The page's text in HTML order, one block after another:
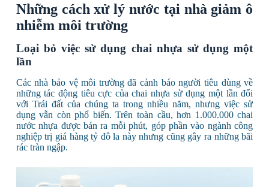
Những cách xử lý nước tại nhà giảm ô
nhiễm môi trường
Loại bỏ việc sử dụng chai nhựa sử dụng một
lần
Các nhà bảo vệ môi trường đã cảnh báo người tiêu dùng về
những tác động tiêu cực của chai nhựa sử dụng một lần đối
với Trái đất của chúng ta trong nhiều năm, nhưng việc sử
dụng vẫn còn phổ biến. Trên toàn cầu, hơn 1.000.000 chai
nước nhựa được bán ra mỗi phút, góp phần vào ngành công
nghiệp trị giá hàng tỷ đô la này nhưng cũng gây ra những bãi
rác tràn ngập.